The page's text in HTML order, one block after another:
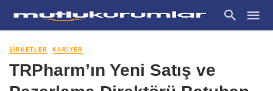
ŞIRKETLER KARIYER
TRPharm’ın Yeni Satış ve